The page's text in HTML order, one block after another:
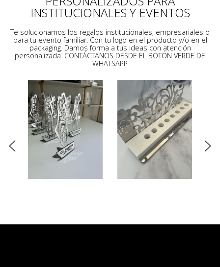
INSTITUCIONALES Y EVENTOS
Te solucionamos los regalos institucionales, empresariales o
para tu evento familiar. Con tu logo en el producto y/o en el
packaging. Damos forma a tus ideas con atención
personalizada. CONTÁCTANOS DESDE EL BOTÓN VERDE DE
WHATSAPP